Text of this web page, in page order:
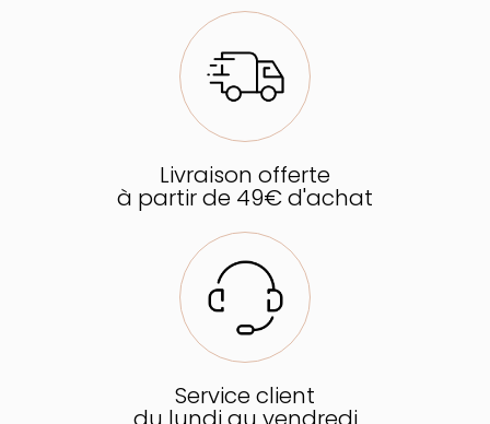
Livraison offerte
à partir de 49€ d'achat
Service client